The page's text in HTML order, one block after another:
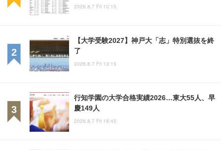
2026.8.7 Fri 10:15
【大学受験2027】神戸大「志」特別選抜を終
了
2026.8.7 Fri 13:15
行知学園の大学合格実績2026…東大55人、早
慶149人
2026.8.7 Fri 18:45